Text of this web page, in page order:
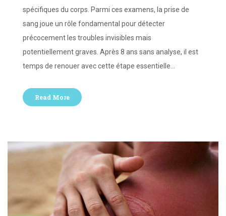
spécifiques du corps. Parmi ces examens, la prise de
sang joue un rôle fondamental pour détecter
précocement les troubles invisibles mais
potentiellement graves. Après 8 ans sans analyse, il est
temps de renouer avec cette étape essentielle…
Read More